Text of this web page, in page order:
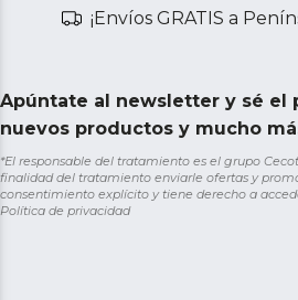
¡Envíos GRATIS a
Apúntate al newsletter y sé el
nuevos productos y mucho
*El responsable del tratamiento es el grupo
finalidad del tratamiento enviarle ofertas y
consentimiento explícito y tiene derecho a
Política de privacidad